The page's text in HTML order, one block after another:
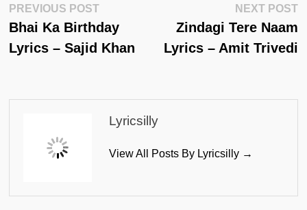
Post
Navigation
PREVIOUS POSTPrevious
Post:
Bhai Ka Birthday
Lyrics – Sajid Khan
NEXT POST
Zindagi Tere Naam
Lyrics – Amit Trivedi
Lyricsilly
View All Posts By Lyricsilly →